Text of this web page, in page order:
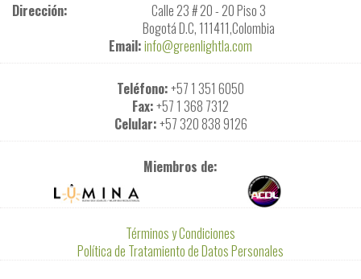
Dirección:
Calle 23 # 20 - 20 Piso 3
Bogotá D.C, 111411,Colombia
Email:info@greenlightla.com
Teléfono:+57 1 351 6050
Fax:+57 1 368 7312
Celular:+57 320 838 9126
Miembros de:
Términos y Condiciones
Política de Tratamiento de Datos Personales